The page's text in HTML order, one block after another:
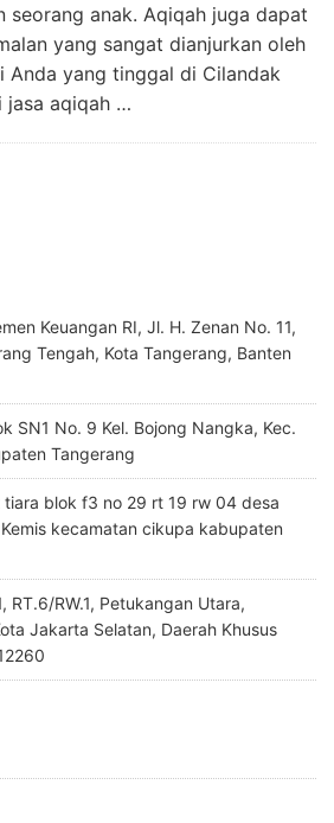
seorang anak. Aqiqah juga dapat
yang sangat dianjurkan oleh
Anda yang tinggal di Cilandak
jasa aqiqah …
Keuangan RI, Jl. H. Zenan No. 11,
Tengah, Kota Tangerang, Banten
SN1 No. 9 Kel. Bojong Nangka, Kec.
Tangerang
tiara blok f3 no 29 rt 19 rw 04 desa
kecamatan cikupa kabupaten
RT.6/RW.1, Petukangan Utara,
Jakarta Selatan, Daerah Khusus